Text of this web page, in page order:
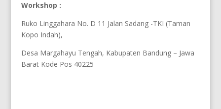
Workshop :
Ruko Linggahara No. D 11 Jalan Sadang -TKI (Taman
Kopo Indah),
Desa Margahayu Tengah, Kabupaten Bandung – Jawa
Barat Kode Pos 40225